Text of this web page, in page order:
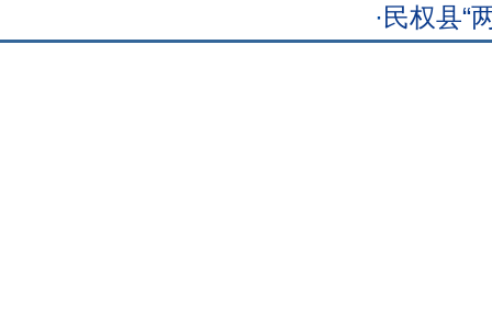
·民权县“